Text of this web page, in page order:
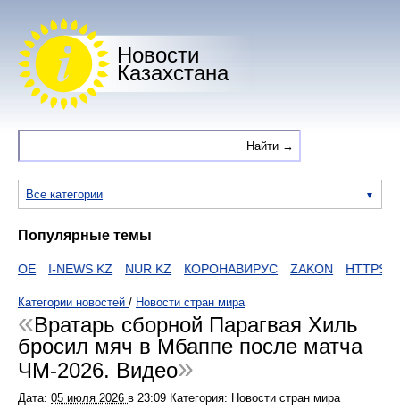
Новости
Казахстана
Все категории
Популярные темы
I-NEWS KZ NUR KZ КОРОНАВИРУС ZAKON HTTPS
Категории новостей / Новости стран мира
Вратарь сборной Парагвая Хиль
бросил мяч в Мбаппе после матча
ЧМ-2026. Видео
Дата: 05 июля 2026 в 23:09 Категория: Новости стран мира